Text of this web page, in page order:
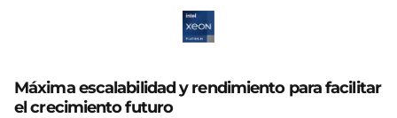
Máxima escalabilidad y rendimiento para facilitar
el crecimiento futuro